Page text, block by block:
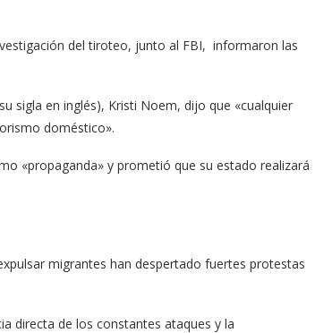
del tiroteo, junto al FBI, informaron las
sigla en inglés), Kristi Noem, dijo que «cualquier
doméstico».
«propaganda» y prometió que su estado realizará
migrantes han despertado fuertes protestas
directa de los constantes ataques y la